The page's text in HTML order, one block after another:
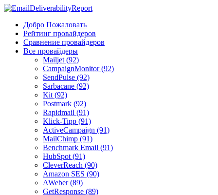
Добро Пожаловать
Рейтинг провайдеров
Сравнение провайдеров
Все провайдеры
Mailjet (92)
CampaignMonitor (92)
SendPulse (92)
Sarbacane (92)
Kit (92)
Postmark (92)
Rapidmail (91)
Klick-Tipp (91)
ActiveCampaign (91)
MailChimp (91)
Benchmark Email (91)
HubSpot (91)
CleverReach (90)
Amazon SES (90)
AWeber (89)
GetResponse (89)